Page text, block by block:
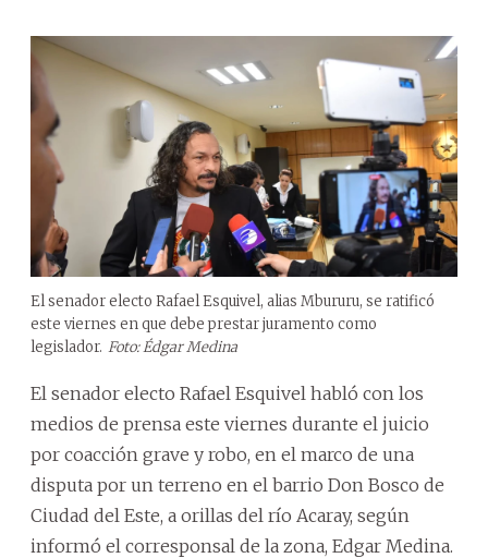
El senador electo Rafael Esquivel, alias Mbururu, se ratificó
este viernes en que debe prestar juramento como
legislador. Foto: Édgar Medina
El senador electo Rafael Esquivel habló con los
medios de prensa este viernes durante el juicio
por coacción grave y robo, en el marco de una
disputa por un terreno en el barrio Don Bosco de
Ciudad del Este, a orillas del río Acaray, según
informó el corresponsal de la zona, Edgar Medina.